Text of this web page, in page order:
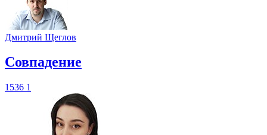
Дмитрий Щеглов
​Совпадение
1536 1